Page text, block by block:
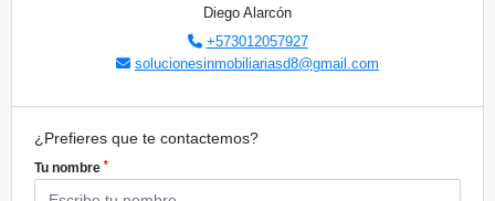
Diego Alarcón
+573012057927
solucionesinmobiliariasd8@gmail.com
¿Prefieres que te contactemos?
Tu nombre *